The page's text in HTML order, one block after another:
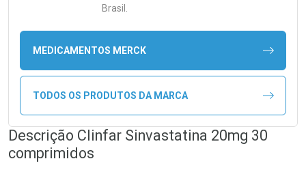
Brasil.
MEDICAMENTOS MERCK
TODOS OS PRODUTOS DA MARCA
Descrição Clinfar Sinvastatina 20mg 30
comprimidos